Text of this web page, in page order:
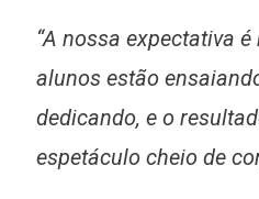
“A nossa expectativa
alunos estão
dedicando, e o
espetáculo cheio de